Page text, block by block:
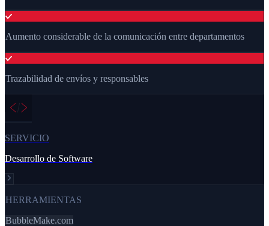
Aumento considerable de la comunicación entre departamentos
Trazabilidad de envíos y responsables
SERVICIO
Desarrollo de Software
HERRAMIENTAS
BubbleMake.com